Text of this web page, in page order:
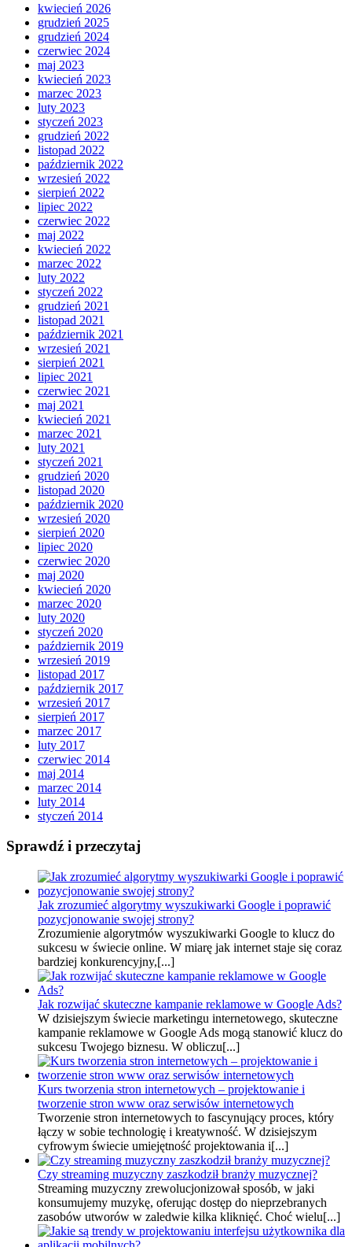
kwiecień 2026
grudzień 2025
grudzień 2024
czerwiec 2024
maj 2023
kwiecień 2023
marzec 2023
luty 2023
styczeń 2023
grudzień 2022
listopad 2022
październik 2022
wrzesień 2022
sierpień 2022
lipiec 2022
czerwiec 2022
maj 2022
kwiecień 2022
marzec 2022
luty 2022
styczeń 2022
grudzień 2021
listopad 2021
październik 2021
wrzesień 2021
sierpień 2021
lipiec 2021
czerwiec 2021
maj 2021
kwiecień 2021
marzec 2021
luty 2021
styczeń 2021
grudzień 2020
listopad 2020
październik 2020
wrzesień 2020
sierpień 2020
lipiec 2020
czerwiec 2020
maj 2020
kwiecień 2020
marzec 2020
luty 2020
styczeń 2020
październik 2019
wrzesień 2019
listopad 2017
październik 2017
wrzesień 2017
sierpień 2017
marzec 2017
luty 2017
czerwiec 2014
maj 2014
marzec 2014
luty 2014
styczeń 2014
Sprawdź i przeczytaj
Jak zrozumieć algorytmy wyszukiwarki Google i poprawić
pozycjonowanie swojej strony?
Zrozumienie algorytmów wyszukiwarki Google to klucz do
sukcesu w świecie online. W miarę jak internet staje się coraz
bardziej konkurencyjny,[...]
Jak rozwijać skuteczne kampanie reklamowe w Google Ads?
W dzisiejszym świecie marketingu internetowego, skuteczne
kampanie reklamowe w Google Ads mogą stanowić klucz do
sukcesu Twojego biznesu. W obliczu[...]
Kurs tworzenia stron internetowych – projektowanie i
tworzenie stron www oraz serwisów internetowych
Tworzenie stron internetowych to fascynujący proces, który
łączy w sobie technologię i kreatywność. W dzisiejszym
cyfrowym świecie umiejętność projektowania i[...]
Czy streaming muzyczny zaszkodził branży muzycznej?
Streaming muzyczny zrewolucjonizował sposób, w jaki
konsumujemy muzykę, oferując dostęp do nieprzebranych
zasobów utworów w zaledwie kilka kliknięć. Choć wielu[...]